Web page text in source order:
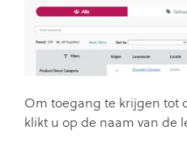
Om toegang te krijgen tot
klikt u op de naam van de